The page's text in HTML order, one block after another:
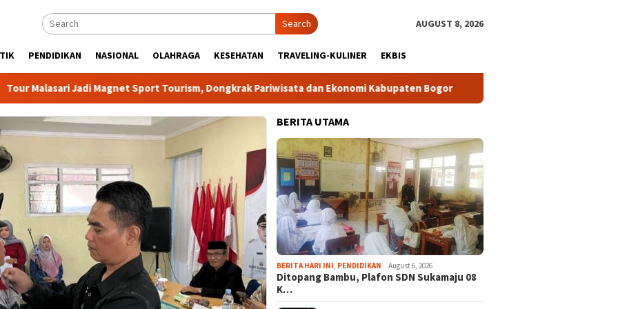
Search AUGUST 8, 2026
PENDIDIKAN NASIONAL OLAHRAGA KESEHATAN TRAVELING-KULINER EKBIS
Jadi Magnet Sport Tourism, Dongkrak Pariwisata dan Ekonomi Kabupaten Bogor Tour Malasari Halimun Salak Kian
BERITA UTAMA
BERITA HARI INI PENDIDIKAN August 6, 2026
Ditopang Bambu, Plafon SDN Sukamaju 08
K…